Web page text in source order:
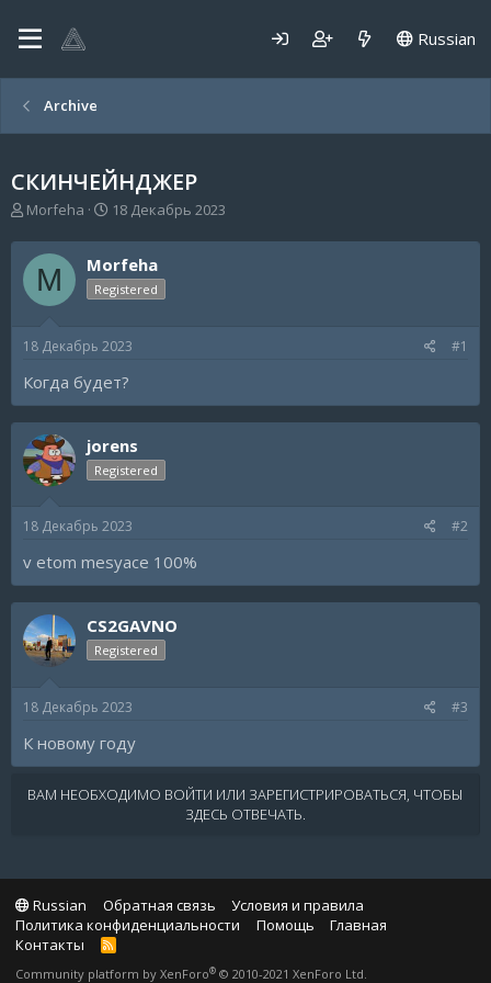
Russian
Archive
СКИНЧЕЙНДЖЕР
А
т
о
р
м
Morfeha
Д
т
а
н
а
а
18 Декабрь 2023
M Morfeha
Registered
18 Декабрь 2023 #1
Когда будет?
jorens
Registered
18 Декабрь 2023 #2
v etom mesyace 100%
CS2GAVNO
Registered
18 Декабрь 2023 #3
К новому году
ВАМ НЕОБХОДИМО ВОЙТИ ИЛИ ЗАРЕГИСТРИРОВАТЬСЯ, ЧТОБЫ
ЗДЕСЬ ОТВЕЧАТЬ.
Russian Обратная связь
Условия и правила
Политика конфиденциальности
Помощь
Главная
Контакты
R
S
Community platform by XenForo® © 2010-2021 XenForo Ltd.